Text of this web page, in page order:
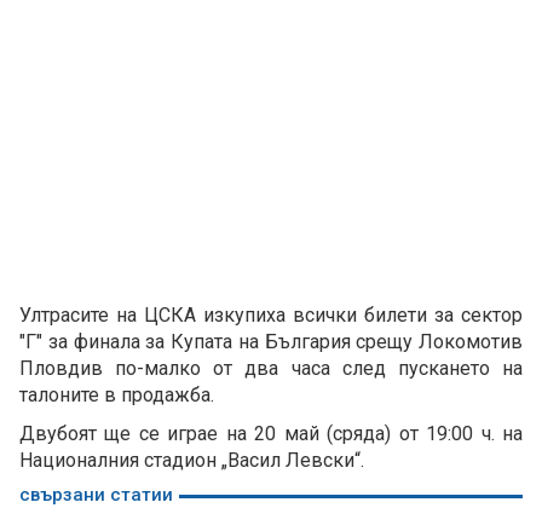
Ултрасите на ЦСКА изкупиха всички билети за сектор
"Г" за финала за Купата на България срещу Локомотив
Пловдив по-малко от два часа след пускането на
талоните в продажба.
Двубоят ще се играе на 20 май (сряда) от 19:00 ч. на
Националния стадион „Васил Левски“.
свързани статии